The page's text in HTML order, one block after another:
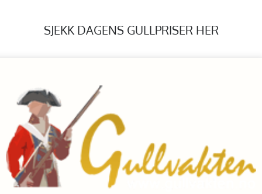
SJEKK DAGENS GULLPRISER HER